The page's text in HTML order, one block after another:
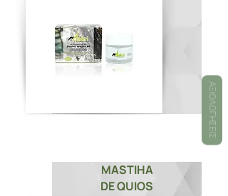
MASTIHA
DE QUIOS
ΑΞΙΟΛΟΓΉΣΕΙΣ